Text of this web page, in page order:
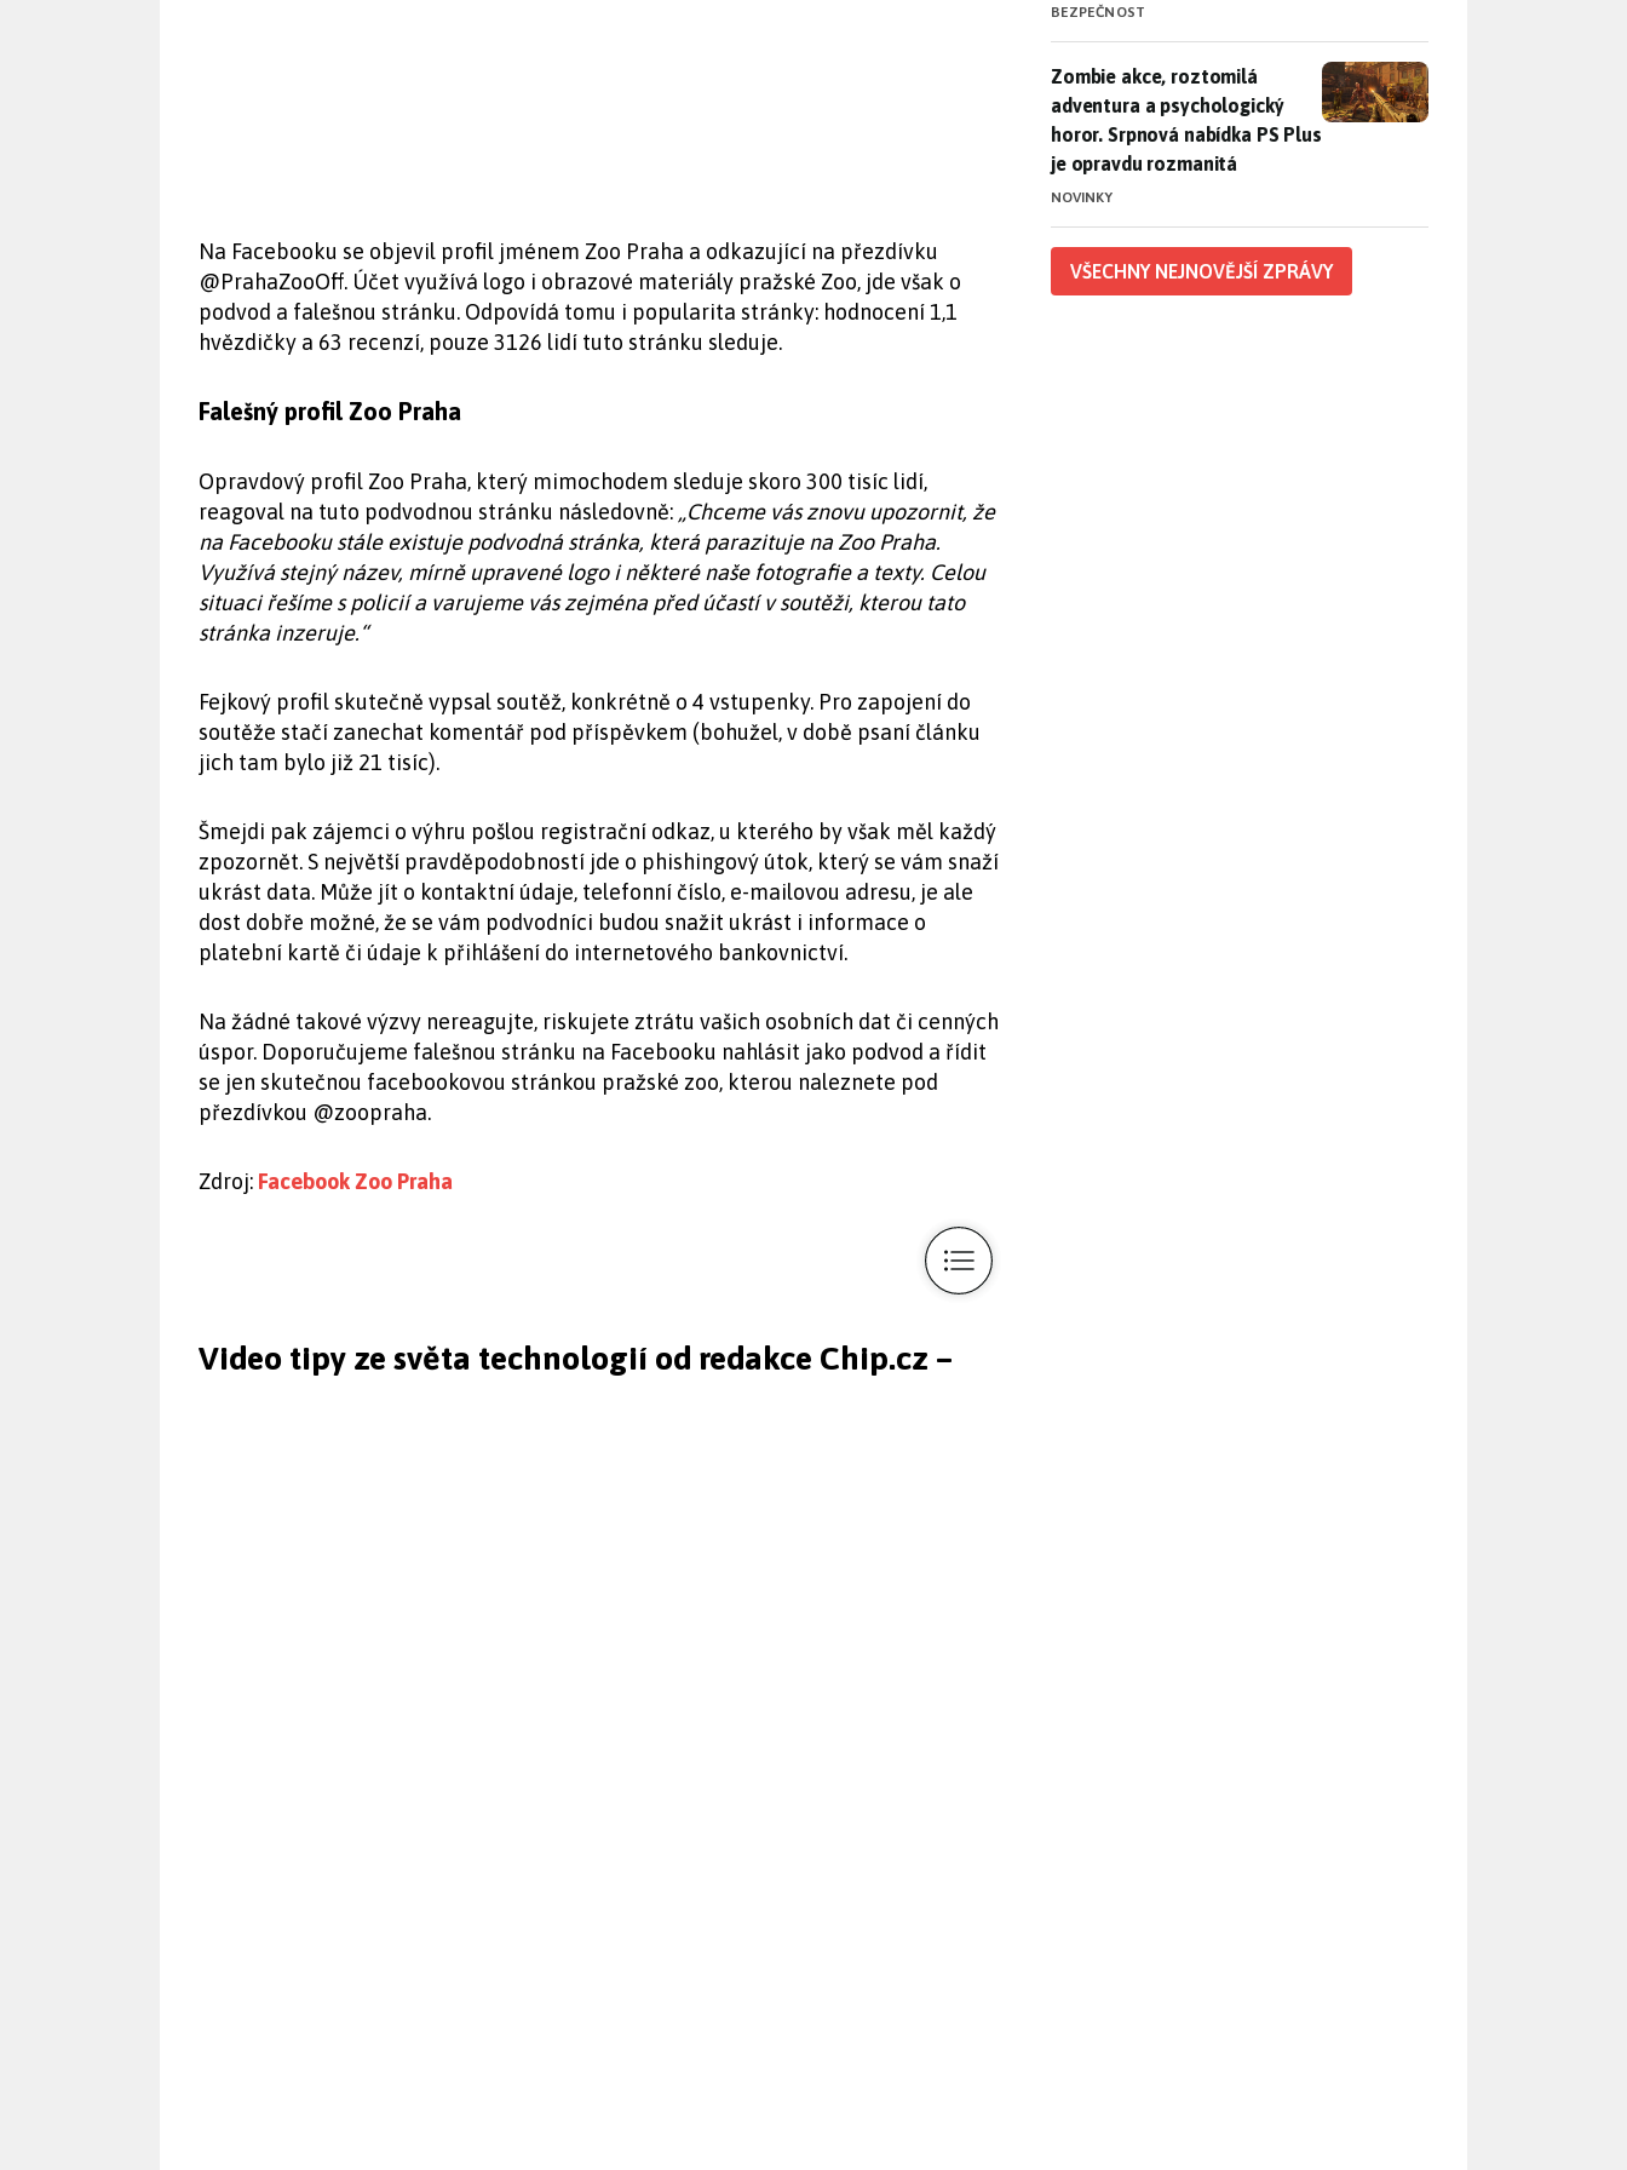
Na Facebooku se objevil profil jménem Zoo Praha a odkazující na přezdívku
@PrahaZooOff. Účet využívá logo i obrazové materiály pražské Zoo, jde však o
podvod a falešnou stránku. Odpovídá tomu i popularita stránky: hodnocení 1,1
hvězdičky a 63 recenzí, pouze 3126 lidí tuto stránku sleduje.
Falešný profil Zoo Praha
Opravdový profil Zoo Praha, který mimochodem sleduje skoro 300 tisíc lidí,
reagoval na tuto podvodnou stránku následovně: „Chceme vás znovu upozornit, že
na Facebooku stále existuje podvodná stránka, která parazituje na Zoo Praha.
Využívá stejný název, mírně upravené logo i některé naše fotografie a texty. Celou
situaci řešíme s policií a varujeme vás zejména před účastí v soutěži, kterou tato
stránka inzeruje.“
Fejkový profil skutečně vypsal soutěž, konkrétně o 4 vstupenky. Pro zapojení do
soutěže stačí zanechat komentář pod příspěvkem (bohužel, v době psaní článku
jich tam bylo již 21 tisíc).
Šmejdi pak zájemci o výhru pošlou registrační odkaz, u kterého by však měl každý
zpozornět. S největší pravděpodobností jde o phishingový útok, který se vám snaží
ukrást data. Může jít o kontaktní údaje, telefonní číslo, e-mailovou adresu, je ale
dost dobře možné, že se vám podvodníci budou snažit ukrást i informace o
platební kartě či údaje k přihlášení do internetového bankovnictví.
Na žádné takové výzvy nereagujte, riskujete ztrátu vašich osobních dat či cenných
úspor. Doporučujeme falešnou stránku na Facebooku nahlásit jako podvod a řídit
se jen skutečnou facebookovou stránkou pražské zoo, kterou naleznete pod
přezdívkou @zoopraha.
Zdroj: Facebook Zoo Praha
Video tipy ze světa technologií od redakce Chip.cz –
BEZPEČNOST
Zombie akce, roztomilá adventura a psychologický horor.
Zombie akce, roztomilá
adventura a psychologický
horor. Srpnová nabídka PS Plus
je opravdu rozmanitá
NOVINKY
VŠECHNY NEJNOVĚJŠÍ ZPRÁVY